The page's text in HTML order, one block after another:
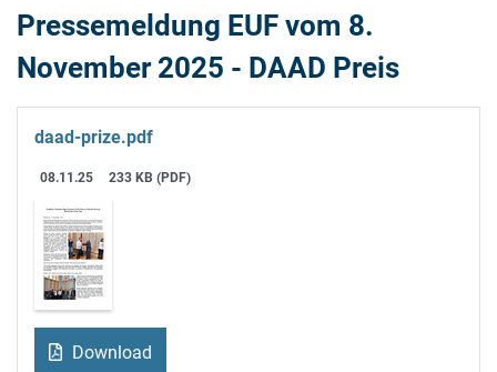
Pressemeldung EUF vom 8.
November 2025 - DAAD Preis
daad-prize.pdf
08.11.25 233 KB (PDF)
Download